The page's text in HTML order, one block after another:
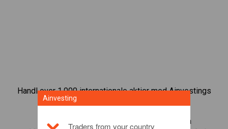
Handl over 1.000 internationale aktier med Ainvestings
CFD-handelsplatform.
Begynd at handle CFD’er med
. Få
Ainvesting
Traders from your country